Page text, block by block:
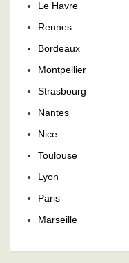
Le Havre
Rennes
Bordeaux
Montpellier
Strasbourg
Nantes
Nice
Toulouse
Lyon
Paris
Marseille